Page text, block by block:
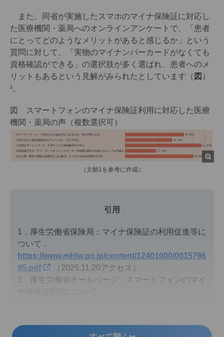
また、同省が実施したスマホのマイナ保険証に対応し
た医療機関・薬局へのオンラインアンケートで、「患者
にとってどのようなメリットがあると感じるか」という
質問に対して、「実物のマイナンバーカードがなくても
資格確認ができる」の選択肢が多く選ばれ、患者へのメ
リットもあるという見解がみられたとしています（ 図 ）
¹。
図 スマートフォンのマイナ保険証利用に対応した医療
機関・薬局の声（複数選択可）
（文献1を参考に作成）
引用
1．厚生労働省保険局：マイナ保険証の利用促進等に
ついて．
https://www.mhlw.go.jp/content/12401000/0015796
95.pdf
（2025.11.20アクセス）
2．厚生労働省ホームページ：スマートフォンのマイ